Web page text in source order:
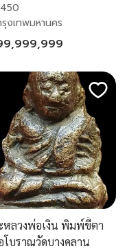
งเทพมหานคร
หลวงพ่อเงิน พิมพ์ขี้ตา
โบราณวัดบางคลาน